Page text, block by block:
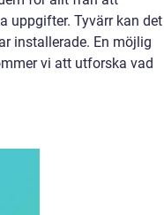
uppgifter. Tyvärr kan det
installerade. En möjlig
vi att utforska vad